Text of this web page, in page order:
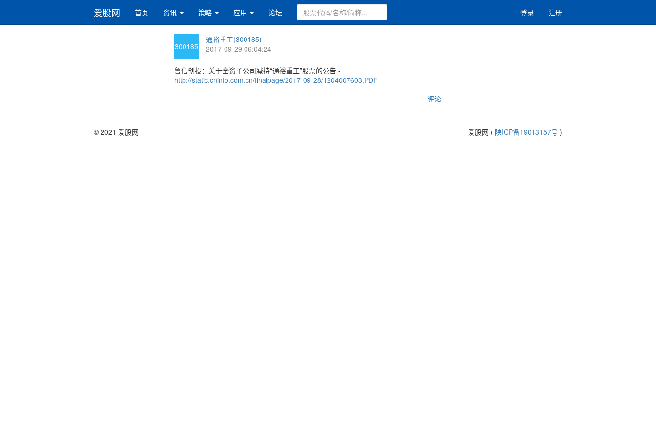
爱股网 首页 资讯 策略 应用 论坛 登录 注册
300185
通裕重工(300185)
2017-09-29 06:04:24
鲁信创投：关于全资子公司减持“通裕重工”股票的公告 -
http://static.cninfo.com.cn/finalpage/2017-09-28/1204007603.PDF
评论
© 2021 爱股网 爱股网 ( 陕ICP备19013157号 )